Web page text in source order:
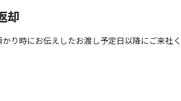
却
かり時にお伝えしたお渡し予定日以降にご来社く